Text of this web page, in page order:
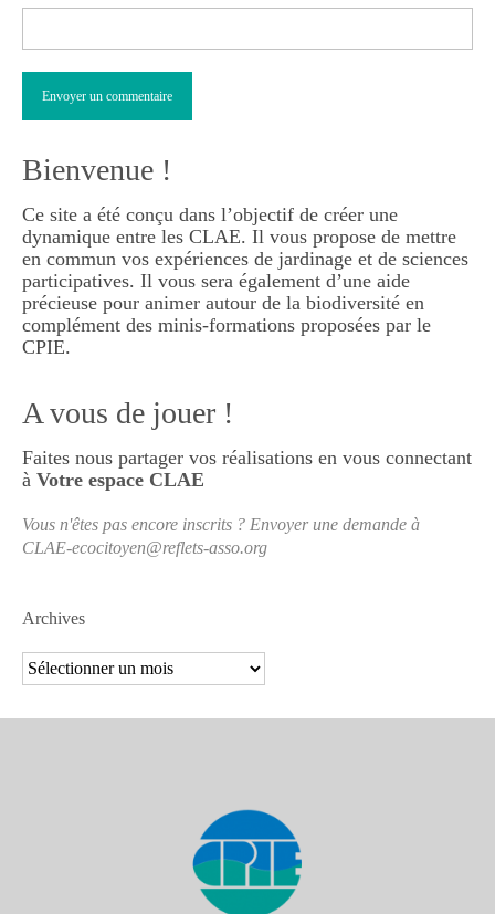
Bienvenue !
Ce site a été conçu dans l’objectif de créer une
dynamique entre les CLAE. Il vous propose de mettre
en commun vos expériences de jardinage et de sciences
participatives. Il vous sera également d’une aide
précieuse pour animer autour de la biodiversité en
complément des minis-formations proposées par le
CPIE.
A vous de jouer !
Faites nous partager vos réalisations en vous connectant
à Votre espace CLAE
Vous n'êtes pas encore inscrits ? Envoyer une demande à
CLAE-ecocitoyen@reflets-asso.org
Archives
Archives